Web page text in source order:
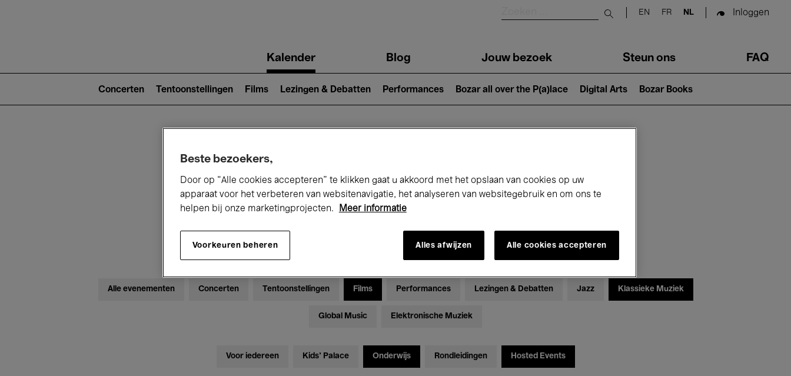
Submit search
EN FR NL Inloggen
navigationKalender Blog Jouw bezoek Steun ons FAQ
2)
Concerten Tentoonstellingen Films Lezingen & Debatten Performances Bozar all over the P(a)lace Digital Arts Bozar Books
Alle evenementen Concerten Tentoonstellingen Films Performances Lezingen & Debatten Jazz Klassieke Muziek
Global Music Elektronische Muziek
Voor iedereen Kids’ Palace Onderwijs Rondleidingen Hosted Events
Beste bezoekers,
Door op “Alle cookies accepteren” te klikken gaat u akkoord met het opslaan van cookies op uw
apparaat voor het verbeteren van websitenavigatie, het analyseren van websitegebruik en om ons te
helpen bij onze marketingprojecten.
Meer informatie
Voorkeuren beheren Alles afwijzen Alle cookies accepteren